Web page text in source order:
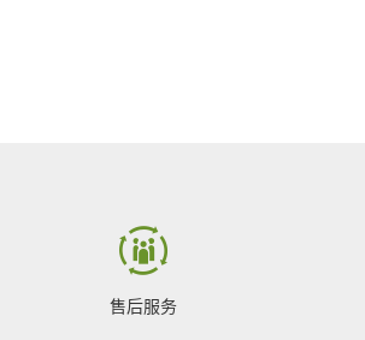
售后服务